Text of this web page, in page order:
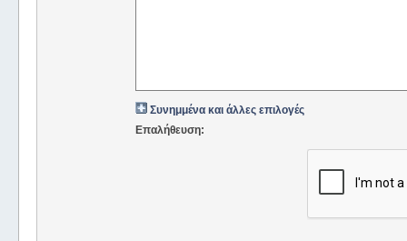
Συνημμένα και άλλες επιλογές
Επαλήθευση: